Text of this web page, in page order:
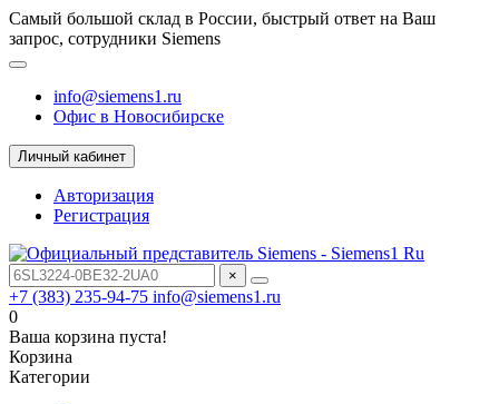
Самый большой склад в России, быстрый ответ на Ваш
запрос, сотрудники Siemens
info@siemens1.ru
Офис в Новосибирске
Личный кабинет
Авторизация
Регистрация
×
+7 (383) 235-94-75 info@siemens1.ru
0
Ваша корзина пуста!
Корзина
Категории